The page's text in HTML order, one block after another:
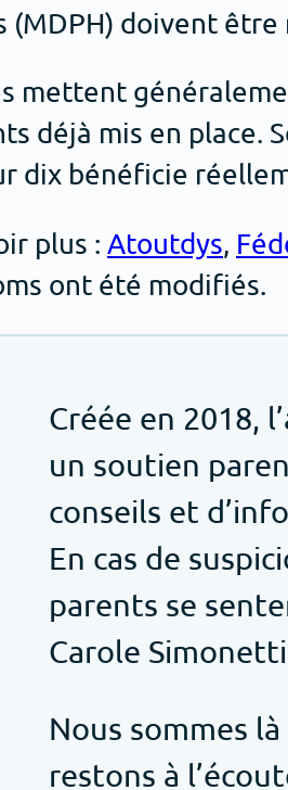
(MDPH) doivent
mettent
déjà mis en place.
dix bénéficie
plus : Atoutdys,
ont été modifiés.
Créée en 2018,
un soutien
conseils et
En cas de
parents se
Carole
Nous sommes
restons à